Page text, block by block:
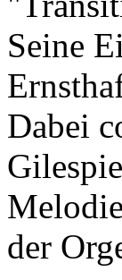
Seine
Dabei
der